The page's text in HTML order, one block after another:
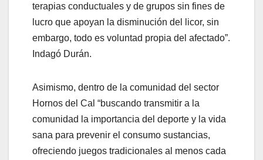
terapias conductuales y de grupos sin fines de
lucro que apoyan la disminución del licor, sin
embargo, todo es voluntad propia del afectado”.
Indagó Durán.
Asimismo, dentro de la comunidad del sector
Hornos del Cal “buscando transmitir a la
comunidad la importancia del deporte y la vida
sana para prevenir el consumo sustancias,
ofreciendo juegos tradicionales al menos cada